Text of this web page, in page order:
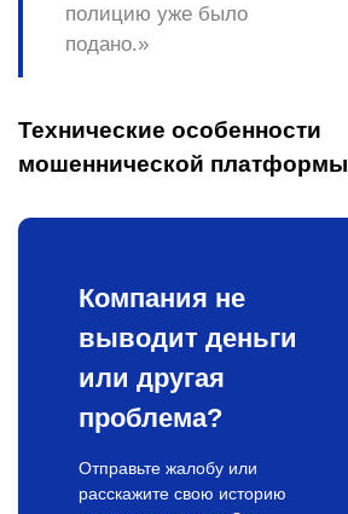
полицию уже было
подано.»
Технические особенности
мошеннической платформы
Компания не
выводит деньги
или другая
проблема?
Отправьте жалобу или
расскажите свою историю